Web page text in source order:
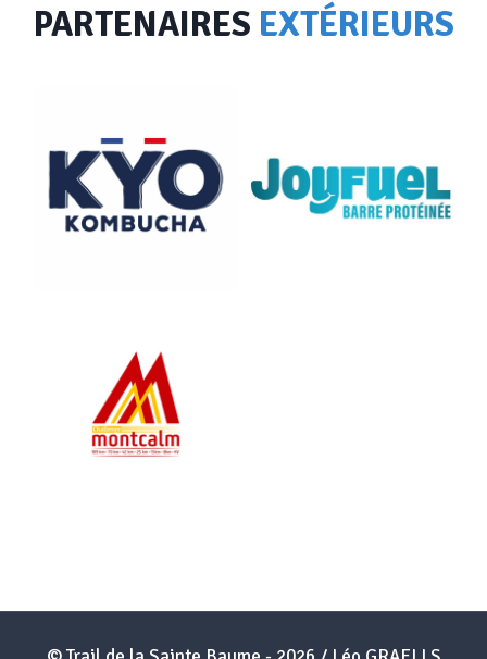
PARTENAIRES EXTÉRIEURS